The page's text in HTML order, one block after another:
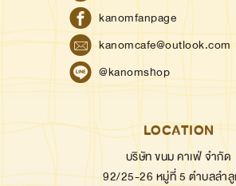
kanomfanpage
kanomcafe@outlook.com
@kanomshop
LOCATION
บริษัท ขนม คาเฟ่ จำกัด
92/25-26 หมู่ที่ 5 ตำบลลำ